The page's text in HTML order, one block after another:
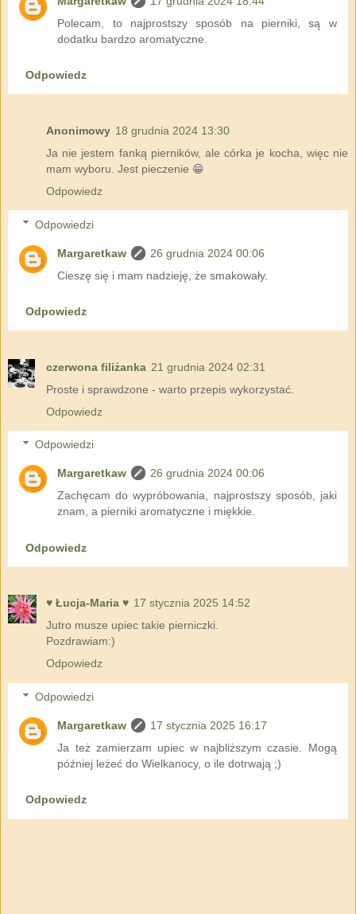
Polecam, to najprostszy sposób na pierniki, są w
dodatku bardzo aromatyczne.
Odpowiedz
Anonimowy 18 grudnia 2024 13:30
Ja nie jestem fanką pierników, ale córka je kocha, więc nie
mam wyboru. Jest pieczenie 😁
Odpowiedz
Odpowiedzi
Margaretkaw
26 grudnia 2024 00:06
Cieszę się i mam nadzieję, że smakowały.
Odpowiedz
czerwona filiżanka 21 grudnia 2024 02:31
Proste i sprawdzone - warto przepis wykorzystać.
Odpowiedz
Odpowiedzi
Margaretkaw
26 grudnia 2024 00:06
Zachęcam do wypróbowania, najprostszy sposób, jaki
znam, a pierniki aromatyczne i miękkie.
Odpowiedz
♥ Łucja-Maria ♥ 17 stycznia 2025 14:52
Jutro musze upiec takie pierniczki.
Pozdrawiam:)
Odpowiedz
Odpowiedzi
Margaretkaw
17 stycznia 2025 16:17
Ja też zamierzam upiec w najbliższym czasie. Mogą
później leżeć do Wielkanocy, o ile dotrwają ;)
Odpowiedz